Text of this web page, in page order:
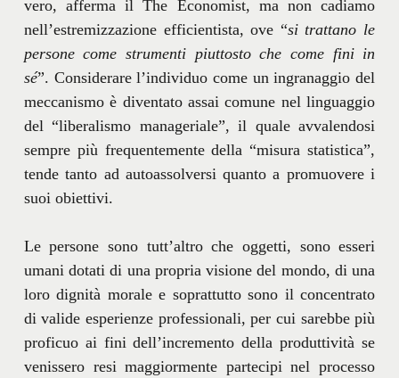
vero, afferma il The Economist, ma non cadiamo
nell’estremizzazione efficientista, ove “si trattano le
persone come strumenti piuttosto che come fini in
sé”. Considerare l’individuo come un ingranaggio del
meccanismo è diventato assai comune nel linguaggio
del “liberalismo manageriale”, il quale avvalendosi
sempre più frequentemente della “misura statistica”,
tende tanto ad autoassolversi quanto a promuovere i
suoi obiettivi.
Le persone sono tutt’altro che oggetti, sono esseri
umani dotati di una propria visione del mondo, di una
loro dignità morale e soprattutto sono il concentrato
di valide esperienze professionali, per cui sarebbe più
proficuo ai fini dell’incremento della produttività se
venissero resi maggiormente partecipi nel processo